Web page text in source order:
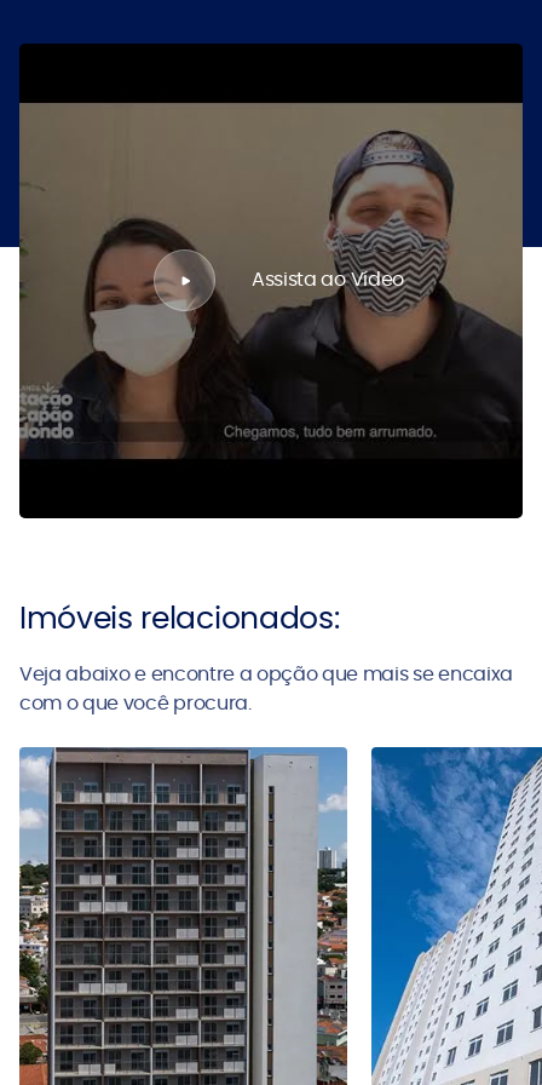
Assista ao Vídeo
Imóveis relacionados:
Veja abaixo e encontre a opção que mais se encaixa
com o que você procura.